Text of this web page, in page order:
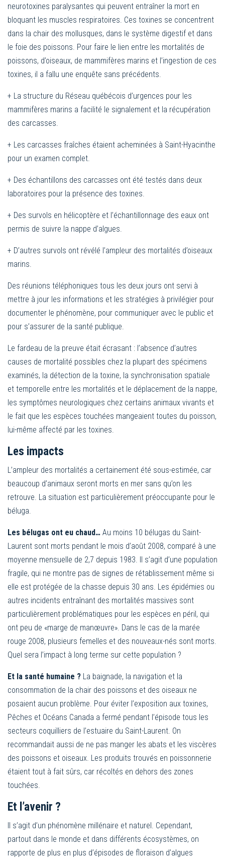
neurotoxines paralysantes qui peuvent entraîner la mort en
bloquant les muscles respiratoires. Ces toxines se concentrent
dans la chair des mollusques, dans le système digestif et dans
le foie des poissons. Pour faire le lien entre les mortalités de
poissons, d’oiseaux, de mammifères marins et l’ingestion de ces
toxines, il a fallu une enquête sans précédents.
+ La structure du Réseau québécois d’urgences pour les
mammifères marins a facilité le signalement et la récupération
des carcasses.
+ Les carcasses fraîches étaient acheminées à Saint-Hyacinthe
pour un examen complet.
+ Des échantillons des carcasses ont été testés dans deux
laboratoires pour la présence des toxines.
+ Des survols en hélicoptère et l’échantillonnage des eaux ont
permis de suivre la nappe d’algues.
+ D’autres survols ont révélé l’ampleur des mortalités d’oiseaux
marins.
Des réunions téléphoniques tous les deux jours ont servi à
mettre à jour les informations et les stratégies à privilégier pour
documenter le phénomène, pour communiquer avec le public et
pour s’assurer de la santé publique.
Le fardeau de la preuve était écrasant : l’absence d’autres
causes de mortalité possibles chez la plupart des spécimens
examinés, la détection de la toxine, la synchronisation spatiale
et temporelle entre les mortalités et le déplacement de la nappe,
les symptômes neurologiques chez certains animaux vivants et
le fait que les espèces touchées mangeaient toutes du poisson,
lui-même affecté par les toxines.
Les impacts
L’ampleur des mortalités a certainement été sous-estimée, car
beaucoup d’animaux seront morts en mer sans qu’on les
retrouve. La situation est particulièrement préoccupante pour le
béluga.
Les bélugas ont eu chaud… Au moins 10 bélugas du Saint-
Laurent sont morts pendant le mois d’août 2008, comparé à une
moyenne mensuelle de 2,7 depuis 1983. Il s’agit d’une population
fragile, qui ne montre pas de signes de rétablissement même si
elle est protégée de la chasse depuis 30 ans. Les épidémies ou
autres incidents entraînant des mortalités massives sont
particulièrement problématiques pour les espèces en péril, qui
ont peu de «marge de manœuvre». Dans le cas de la marée
rouge 2008, plusieurs femelles et des nouveaux-nés sont morts.
Quel sera l’impact à long terme sur cette population ?
Et la santé humaine ? La baignade, la navigation et la
consommation de la chair des poissons et des oiseaux ne
posaient aucun problème. Pour éviter l’exposition aux toxines,
Pêches et Océans Canada a fermé pendant l’épisode tous les
secteurs coquilliers de l’estuaire du Saint-Laurent. On
recommandait aussi de ne pas manger les abats et les viscères
des poissons et oiseaux. Les produits trouvés en poissonnerie
étaient tout à fait sûrs, car récoltés en dehors des zones
touchées.
Et l’avenir ?
Il s’agit d’un phénomène millénaire et naturel. Cependant,
partout dans le monde et dans différents écosystèmes, on
rapporte de plus en plus d’épisodes de floraison d’algues